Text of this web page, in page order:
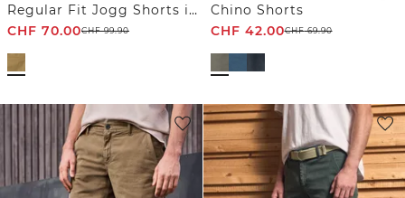
Regular Fit Jogg Shorts im Cargo-Look
CHF 70.00CHF99.90
Chino Shorts
CHF 42.00CHF69.90